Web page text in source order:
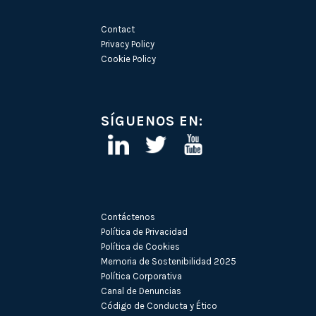
Contact
Privacy Policy
Cookie Policy
SÍGUENOS EN:
Contáctenos
Política de Privacidad
Política de Cookies
Memoria de Sostenibilidad 2025
Política Corporativa
Canal de Denuncias
Código de Conducta y Ético